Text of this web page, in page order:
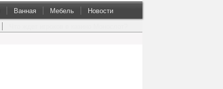
Ванная Мебель Новости